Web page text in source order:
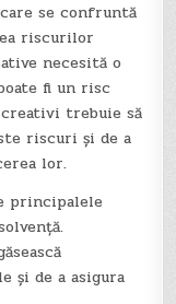
se confruntă
riscurilor
necesită o
fi un risc
trebuie să
riscuri și de a
lor.
principalele
și de a asigura